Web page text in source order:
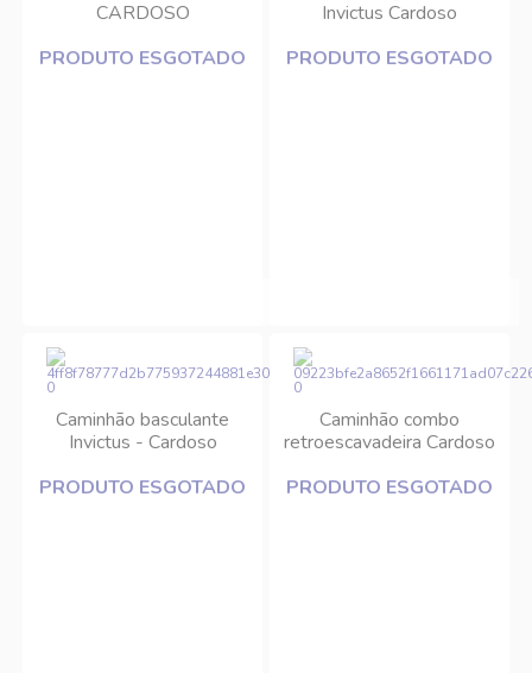
CARDOSO
PRODUTO ESGOTADO
Invictus Cardoso
PRODUTO ESGOTADO
Caminhão basculante
Invictus - Cardoso
PRODUTO ESGOTADO
Caminhão combo
retroescavadeira Cardoso
PRODUTO ESGOTADO